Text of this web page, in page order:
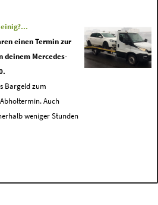
einen Termin zur
deinem Mercedes-
Bargeld zum
Auch
weniger Stunden